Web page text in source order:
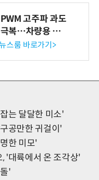
고주파 과도
복…차량용 전
기
스룸 바로가기>
는 달달한 미소'
공만한 귀걸이'
한 미모'
'대륙에서 온 조각상'
'